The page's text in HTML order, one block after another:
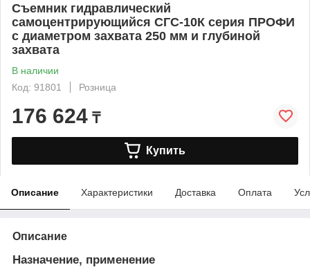
Съемник гидравлический
самоцентрирующийся СГС-10К серия ПРОФИ
с диаметром захвата 250 мм и глубиной
захвата
В наличии
Код: 91801
Розница
176 624 ₸
Купить
Описание Характеристики Доставка Оплата
Описание
Назначение, применение